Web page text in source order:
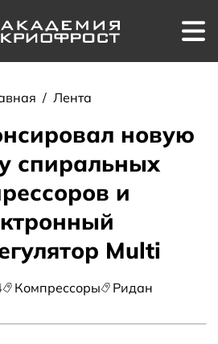
/ Лента
новую
спиральных
и
Multi
Компрессоры Ридан